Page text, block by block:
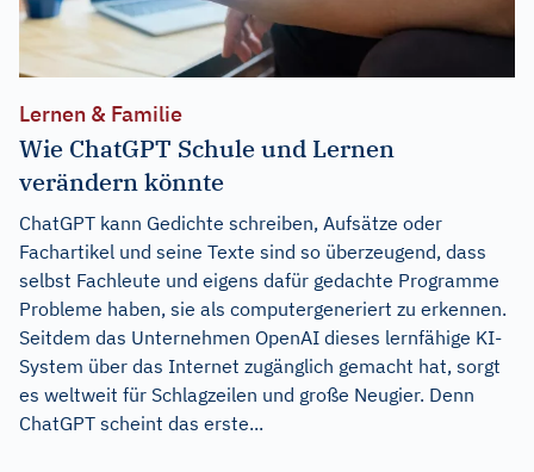
Lernen & Familie
Wie ChatGPT Schule und Lernen
verändern könnte
ChatGPT kann Gedichte schreiben, Aufsätze oder
Fachartikel und seine Texte sind so überzeugend, dass
selbst Fachleute und eigens dafür gedachte Programme
Probleme haben, sie als computergeneriert zu erkennen.
Seitdem das Unternehmen OpenAI dieses lernfähige KI-
System über das Internet zugänglich gemacht hat, sorgt
es weltweit für Schlagzeilen und große Neugier. Denn
ChatGPT scheint das erste...